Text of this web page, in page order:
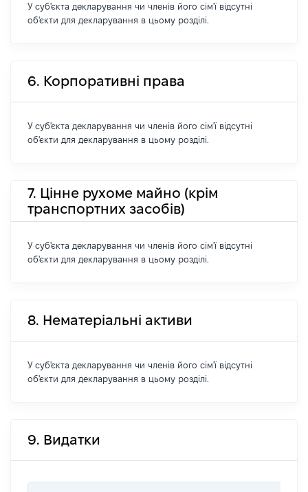
У суб'єкта декларування чи членів його сім'ї відсутні
об'єкти для декларування в цьому розділі.
6. Корпоративні права
У суб'єкта декларування чи членів його сім'ї відсутні
об'єкти для декларування в цьому розділі.
7. Цінне рухоме майно (крім
транспортних засобів)
У суб'єкта декларування чи членів його сім'ї відсутні
об'єкти для декларування в цьому розділі.
8. Нематеріальні активи
У суб'єкта декларування чи членів його сім'ї відсутні
об'єкти для декларування в цьому розділі.
9. Видатки